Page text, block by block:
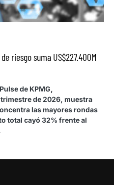
riesgo suma US$227.400M
de KPMG,
de 2026, muestra
las mayores rondas
total cayó 32% frente al